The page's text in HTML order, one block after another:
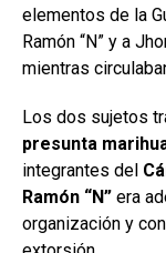
elementos de la
Ramón “N” y a
mientras
Los dos sujetos
presunta
integrantes del
Ramón “N” era
organización y